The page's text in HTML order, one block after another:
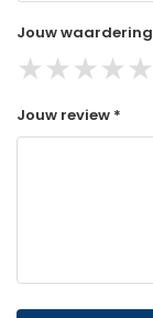
Jouw
★★★★★
Jouw review *